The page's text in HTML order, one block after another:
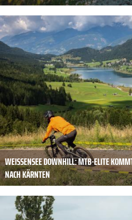
WEISSENSEE DOWNHILL: MTB-ELITE
NACH KÄRNTEN